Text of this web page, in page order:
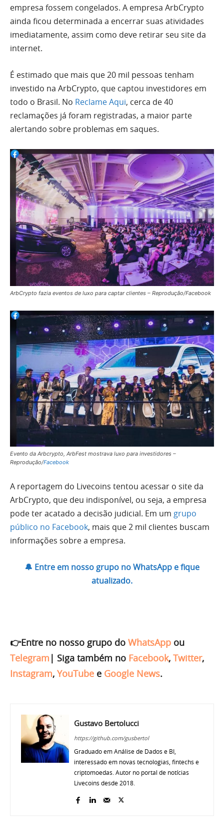
empresa fossem congelados. A empresa ArbCrypto
ainda ficou determinada a encerrar suas atividades
imediatamente, assim como deve retirar seu site da
internet.
É estimado que mais que 20 mil pessoas tenham
investido na ArbCrypto, que captou investidores em
todo o Brasil. No Reclame Aqui, cerca de 40
reclamações já foram registradas, a maior parte
alertando sobre problemas em saques.
ArbCrypto fazia eventos de luxo para captar clientes – Reprodução/Facebook
Evento da Arbcrypto, ArbFest mostrava luxo para investidores –
Reprodução/Facebook
A reportagem do Livecoins tentou acessar o site da
ArbCrypto, que deu indisponível, ou seja, a empresa
pode ter acatado a decisão judicial. Em um grupo
público no Facebook, mais que 2 mil clientes buscam
informações sobre a empresa.
🔔 Entre em nosso grupo no WhatsApp e fique
atualizado.
👉Entre no nosso grupo do WhatsApp ou
Telegram | Siga também no Facebook, Twitter,
Instagram, YouTube e Google News.
Gustavo Bertolucci
https://github.com/gusbertol
Graduado em Análise de Dados e BI,
interessado em novas tecnologias, fintechs e
criptomoedas. Autor no portal de notícias
Livecoins desde 2018.